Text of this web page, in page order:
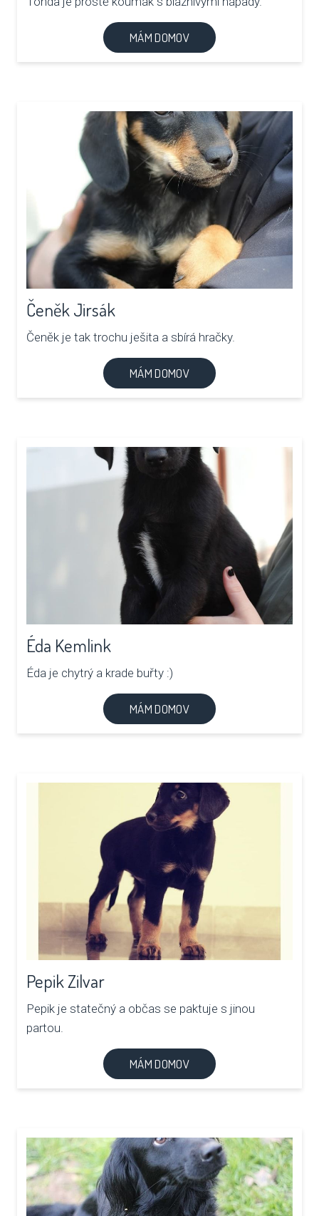
MÁM DOMOV
Čeněk Jirsák
Čeněk je tak trochu ješita a sbírá hračky.
MÁM DOMOV
Éda Kemlink
Éda je chytrý a krade buřty :)
MÁM DOMOV
Pepik Zilvar
Pepik je statečný a občas se paktuje s jinou
partou.
MÁM DOMOV